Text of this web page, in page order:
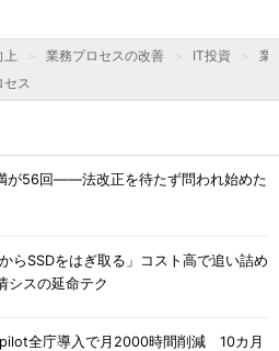
上 業務プロセスの改善 IT投資
業
セス
が56回――法改正を待たず問われ始めた
からSSDをはぎ取る」コスト高で追い詰め
シスの延命テク
全庁導入で月2000時間削減 10カ月